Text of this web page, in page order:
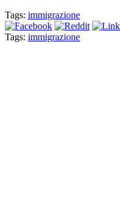
Tags: immigrazione
Tags: immigrazione